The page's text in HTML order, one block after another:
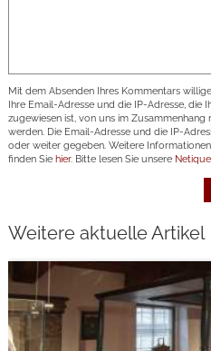
Mit dem Absenden Ihres Kommentars
Ihre Email-Adresse und die IP-Adresse, die
zugewiesen ist, von uns im
werden. Die Email-Adresse und die IP-
oder weiter gegeben. Weitere
finden Sie hier. Bitte lesen Sie unsere
Weitere aktuelle Artikel